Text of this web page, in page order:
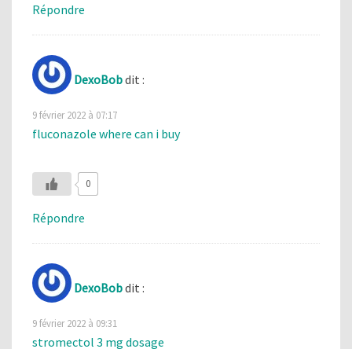
Répondre
DexoBobdit :
9 février 2022 à 07:17
fluconazole where can i buy
0
Répondre
DexoBobdit :
9 février 2022 à 09:31
stromectol 3 mg dosage